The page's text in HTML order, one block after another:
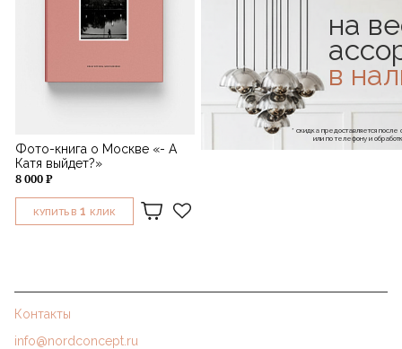
Фото-книга о Москве «- А
Катя выйдет?»
8 000 ₽
КУПИТЬ В 1 КЛИК
на
в
* скидка предоставляется
или по телефону и
Контакты
info@nordconcept.ru